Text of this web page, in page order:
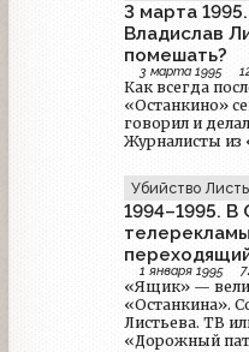
3 марта
Владислав
помешать?
3 марта 1995
Как всегда
«Останкино»
говорил и
Журналисты из
последнее
связывали с
последнего
режиссера
рубашка: «В
гроб кладут».
Убийство
1994–1995. В
ОРТ и
1 января 1995
«Ящик» —
«Останкина».
Листьева. ТВ
«Дорожный